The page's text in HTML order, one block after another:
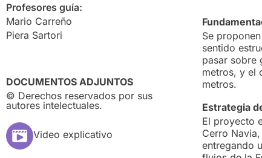
Profesores guía:
Mario Carreño
Piera Sartori
DOCUMENTOS ADJUNTOS
© Derechos reservados por sus
autores intelectuales.
Video explicativo
Se
sentido
pasar sobre
metros, y el
metros.
Estrategia
El proyecto
Cerro
entregando